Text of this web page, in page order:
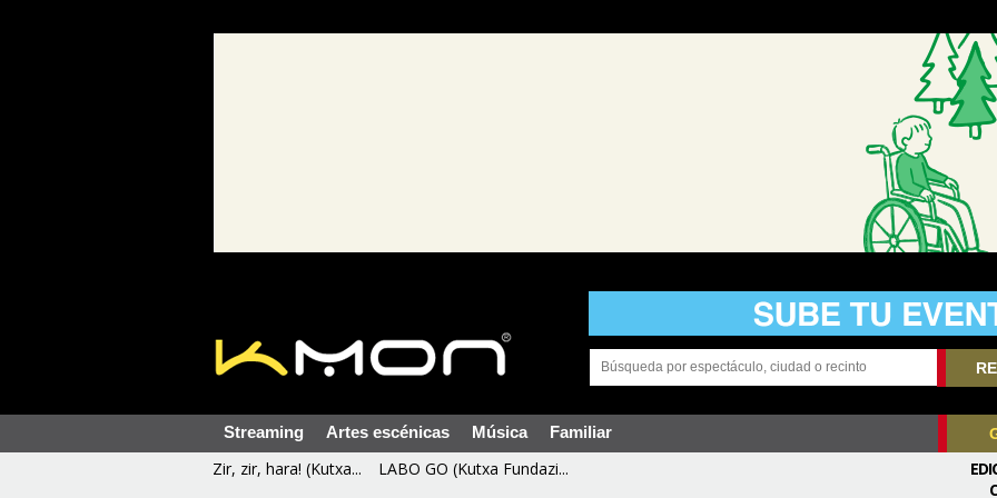
Streaming Artes escénicas Música Familiar
Zir, zir, hara! (Kutxa... LABO GO (Kutxa Fundazi...